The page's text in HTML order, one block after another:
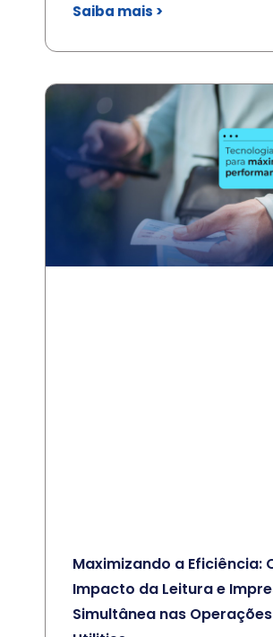
Saiba mais >
Maximizando a Eficiência:
Impacto da Leitura e
Simultânea nas